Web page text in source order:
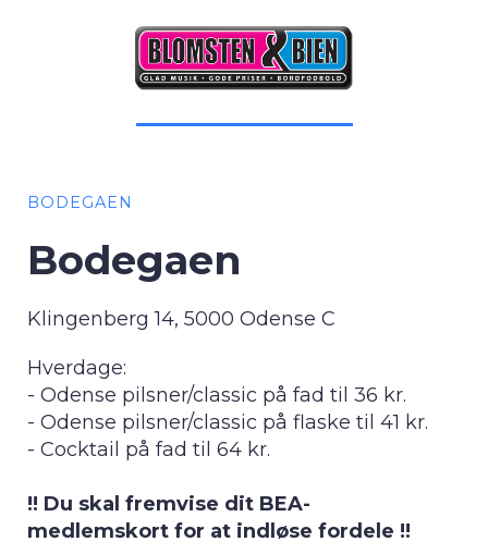
BODEGAEN
Bodegaen
Klingenberg 14, 5000 Odense C
Hverdage:
- Odense pilsner/classic på fad til 36 kr.
- Odense pilsner/classic på flaske til 41 kr.
- Cocktail på fad til 64 kr.
!! Du skal fremvise dit BEA-
medlemskort for at indløse fordele !!